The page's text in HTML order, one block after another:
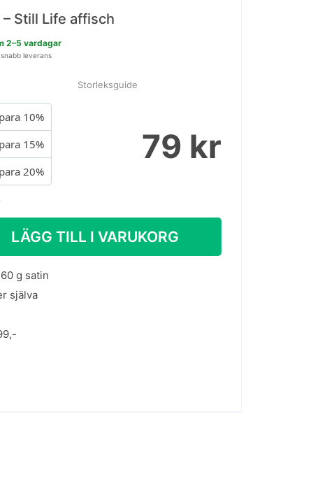
Still Life affisch
2–5 vardagar
leverans
Storleksguide
10%
15%
20%
79 kr
LÄGG TILL I VARUKORG
g satin
själva